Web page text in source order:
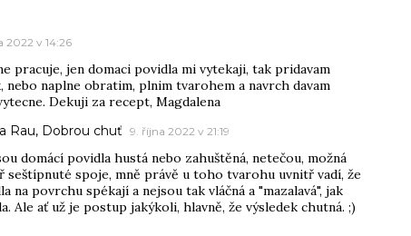
2022 v 14:26
pracuje, jen domaci povidla mi vytekaji, tak pridavam
naplne obratim, plnim tvarohem a navrch davam
Dekuji za recept, Magdalena
Rau, Dobrou chuť 9. října 2022 v 21:19
domácí povidla hustá nebo zahuštěná, netečou, možná
seštípnuté spoje, mně právě u toho tvarohu uvnitř vadí, že
na povrchu spékají a nejsou tak vláčná a "mazalavá", jak
Ale ať už je postup jakýkoli, hlavně, že výsledek chutná. ;)